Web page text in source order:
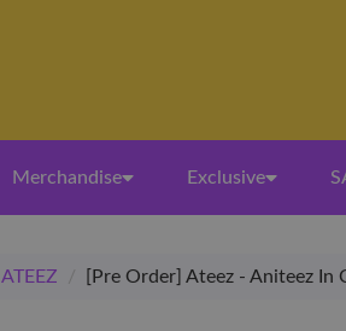
Merchandise Exclusive
ATEEZ / [Pre Order] Ateez - Aniteez